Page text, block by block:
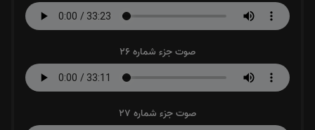
صوت جزء شماره 26
صوت جزء شماره 27